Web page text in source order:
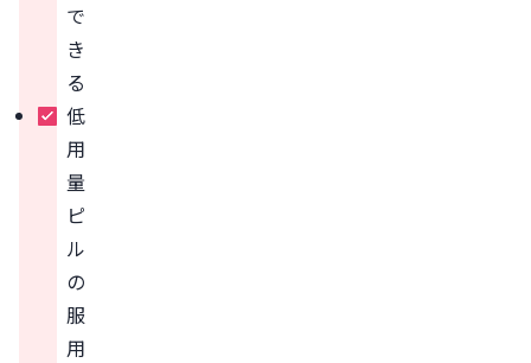
で
き
る
低
用
量
ピ
ル
の
服
用